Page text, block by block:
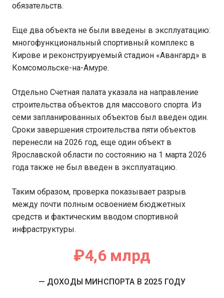
обязательств.
Еще два объекта не были введены в эксплуатацию:
многофункциональный спортивный комплекс в
Кирове и реконструируемый стадион «Авангард» в
Комсомольске-на-Амуре.
Отдельно Счетная палата указала на направление
строительства объектов для массового спорта. Из
семи запланированных объектов был введен один.
Сроки завершения строительства пяти объектов
перенесли на 2026 год, еще один объект в
Ярославской области по состоянию на 1 марта 2026
года также не был введен в эксплуатацию.
Таким образом, проверка показывает разрыв
между почти полным освоением бюджетных
средств и фактическим вводом спортивной
инфраструктуры.
₽4,6 млрд
— ДОХОДЫ МИНСПОРТА В 2025 ГОДУ